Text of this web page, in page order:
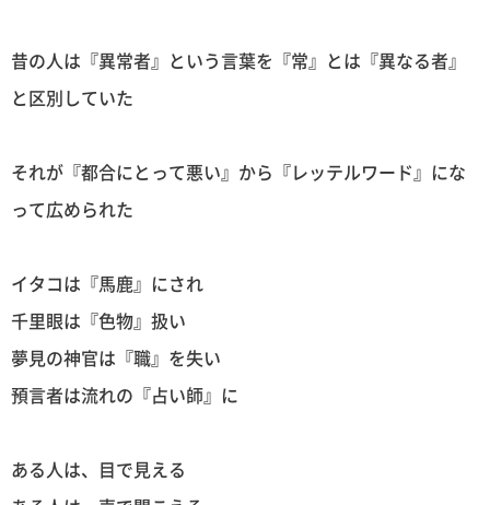
昔の人は『異常者』という言葉を『常』とは『異なる者』
と区別していた
それが『都合にとって悪い』から『レッテルワード』にな
って広められた
イタコは『馬鹿』にされ
千里眼は『色物』扱い
夢見の神官は『職』を失い
預言者は流れの『占い師』に
ある人は、目で見える